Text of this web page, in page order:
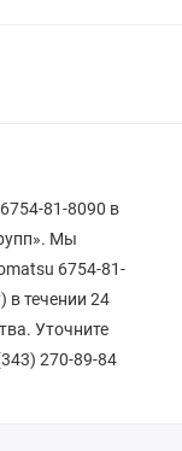
81-8090 в
Мы
6754-81-
в течении 24
Уточните
270-89-84